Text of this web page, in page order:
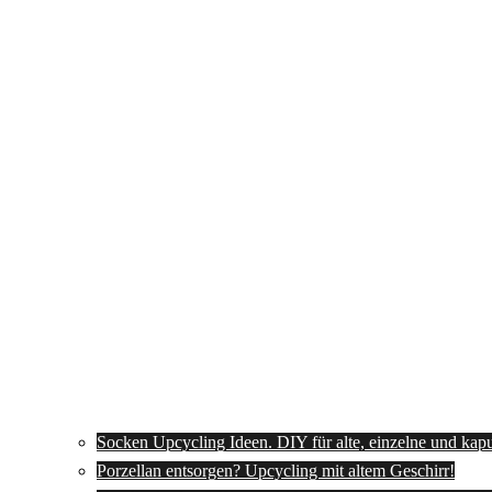
Socken Upcycling Ideen. DIY für alte, einzelne und
Porzellan entsorgen? Upcycling mit altem Geschirr!